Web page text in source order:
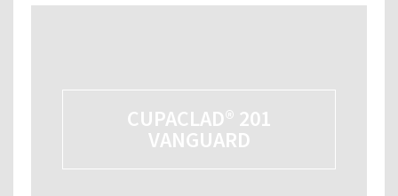
CUPACLAD® 201
VANGUARD